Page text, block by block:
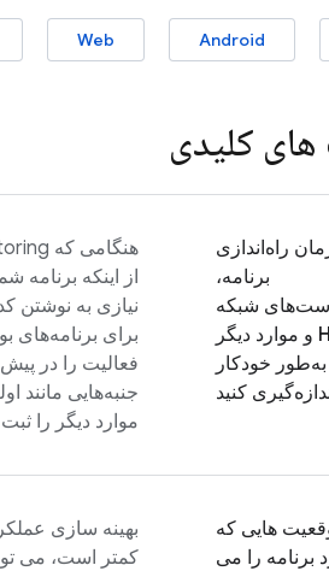
Android
Web
های کلیدی
راه‌اندازی
برنامه،
شبکه
HTTP و موارد دیگر
به‌طور خودکار
کنید
هنگامی که SDK
از اینکه برنامه
نیازی به نوشتن
جنبه‌هایی مانند
موارد دیگر را
هایی که
برنامه را می
بهینه سازی
کمتر است، می